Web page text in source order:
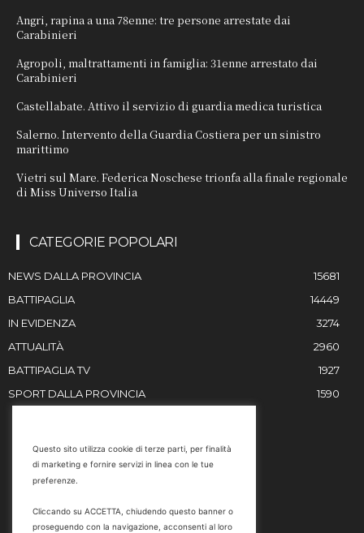
Angri, rapina a una 78enne: tre persone arrestate dai
Carabinieri
Agropoli, maltrattamenti in famiglia: 31enne arrestato dai
Carabinieri
Castellabate. Attivo il servizio di guardia medica turistica
Salerno. Intervento della Guardia Costiera per un sinistro
marittimo
Vietri sul Mare. Federica Noschese trionfa alla finale regionale
di Miss Universo Italia
CATEGORIE POPOLARI
NEWS DALLA PROVINCIA
15681
BATTIPAGLIA
14449
IN EVIDENZA
3274
ATTUALITÀ
2960
BATTIPAGLIA TV
1927
SPORT DALLA PROVINCIA
1590
Email
marketing@battipaglia1929.it
Questo sito utilizza cookie di terze parti, per finalità
di marketing e fornire servizi in linea con le tue
preferenze.
Cliccando su ACCETTA, chiudendo questo banner o
proseguendo con la navigazione, acconsenti al loro